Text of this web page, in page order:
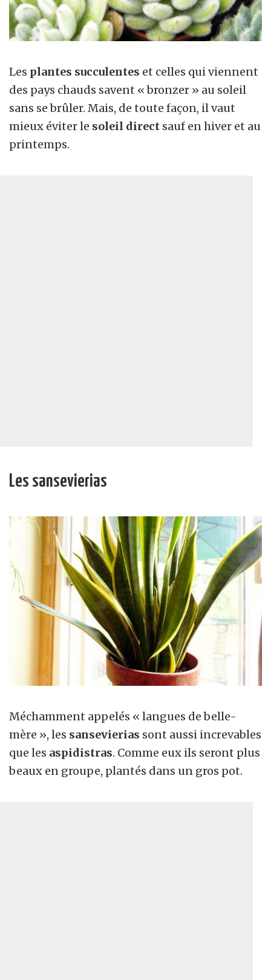
Les plantes succulentes et celles qui viennent
des pays chauds savent « bronzer » au soleil
sans se brûler. Mais, de toute façon, il vaut
mieux éviter le soleil direct sauf en hiver et au
printemps.
Les sansevierias
Méchamment appelés « langues de belle-
mère », les sansevierias sont aussi increvables
que les aspidistras. Comme eux ils seront plus
beaux en groupe, plantés dans un gros pot.